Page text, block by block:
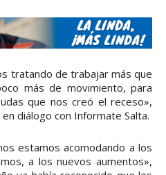
tratando de trabajar más que
más de movimiento, para
que nos creó el receso»,
diálogo con Informate Salta.
estamos acomodando a los
a los nuevos aumentos»,